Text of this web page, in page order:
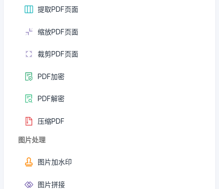
提取PDF页面
缩放PDF页面
裁剪PDF页面
PDF加密
PDF解密
压缩PDF
图片处理
图片加水印
图片拼接